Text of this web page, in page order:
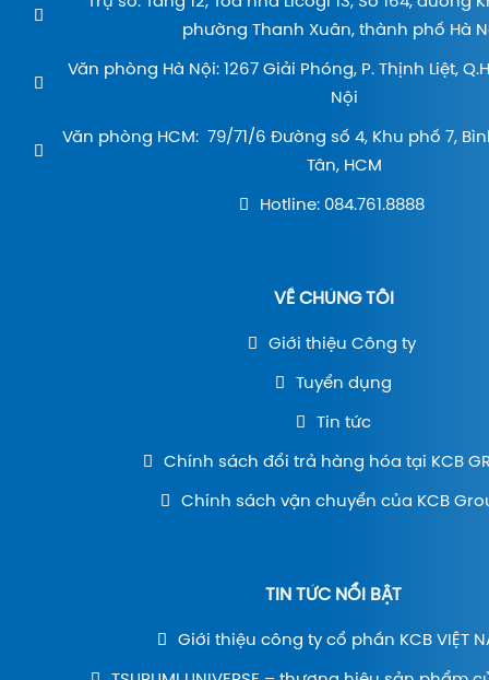
phường Thanh Xuân, thành phố Hà
Văn phòng Hà Nội: 1267 Giải Phóng, P. Thịnh Liệt,
Nội
Văn phòng HCM: 79/71/6 Đường số 4, Khu phố 7,
Tân, HCM
Hotline: 084.761.8888
VỀ CHÚNG TÔI
Giới thiệu Công ty
Tuyển dụng
Tin tức
Chính sách đổi trả hàng hóa tại KCB
Chính sách vận chuyển của KCB
TIN TỨC NỔI BẬT
Giới thiệu công ty cổ phần KCB VIỆT